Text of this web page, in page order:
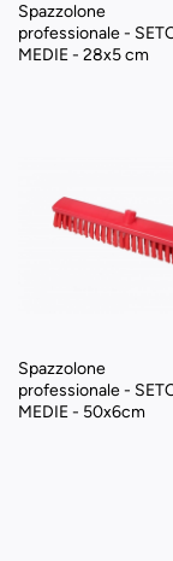
Spazzolone
professionale -
MEDIE - 28x5 cm
Spazzolone
professionale -
MEDIE - 50x6cm